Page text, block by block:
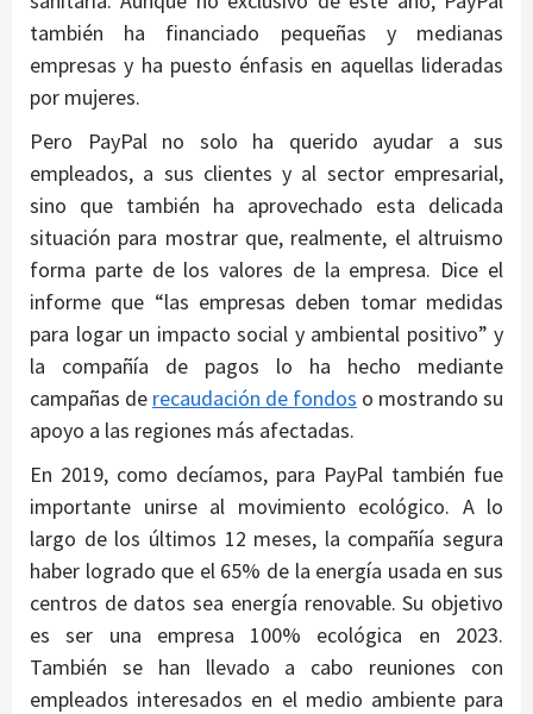
también ha financiado pequeñas y medianas
empresas y ha puesto énfasis en aquellas lideradas
por mujeres.
Pero PayPal no solo ha querido ayudar a sus
empleados, a sus clientes y al sector empresarial,
sino que también ha aprovechado esta delicada
situación para mostrar que, realmente, el altruismo
forma parte de los valores de la empresa. Dice el
informe que “las empresas deben tomar medidas
para logar un impacto social y ambiental positivo” y
la compañía de pagos lo ha hecho mediante
campañas de recaudación de fondos o mostrando su
apoyo a las regiones más afectadas.
En 2019, como decíamos, para PayPal también fue
importante unirse al movimiento ecológico. A lo
largo de los últimos 12 meses, la compañía segura
haber logrado que el 65% de la energía usada en sus
centros de datos sea energía renovable. Su objetivo
es ser una empresa 100% ecológica en 2023.
También se han llevado a cabo reuniones con
empleados interesados en el medio ambiente para